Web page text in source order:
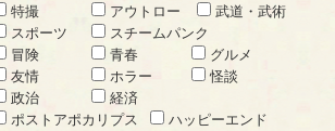
特撮
アウトロー
武道・武術
スポーツ
スチームパンク
冒険
青春
グルメ
友情
ホラー
怪談
政治
経済
ポストアポカリプス
ハッピーエンド